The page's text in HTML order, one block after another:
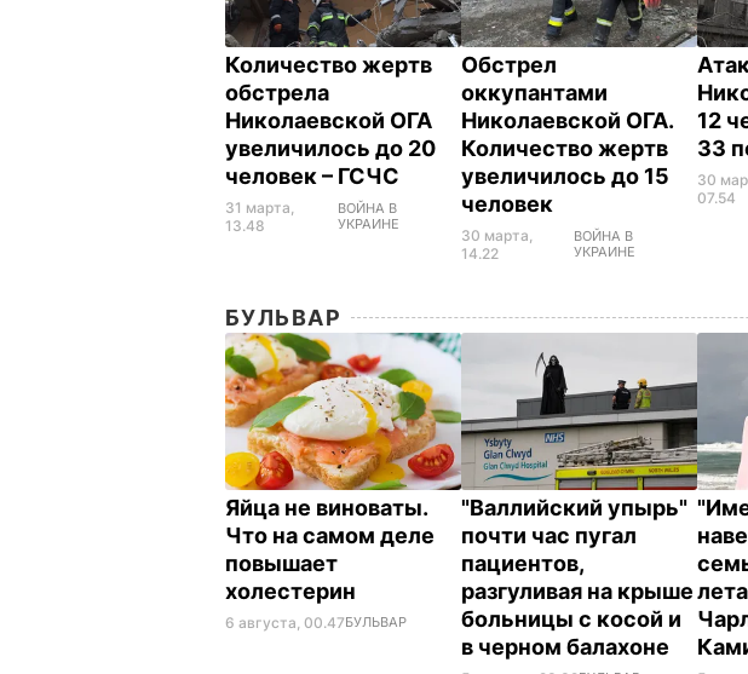
Количество жертв
обстрела
Николаевской ОГА
увеличилось до 20
человек – ГСЧС
31 марта,
13.48
ВОЙНА В
УКРАИНЕ
Обстрел
оккупантами
Николаевской ОГА.
Количество жертв
увеличилось до 15
человек
30 марта,
14.22
ВОЙНА В
УКРАИНЕ
12
33
30
07.54
БУЛЬВАР
Яйца не виноваты.
Что на самом деле
повышает
холестерин
6 августа, 00.47БУЛЬВАР
"Валлийский упырь"
почти час пугал
пациентов,
разгуливая на крыше
больницы с косой и
в черном балахоне